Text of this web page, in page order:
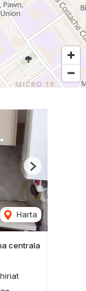
Harta
Next
centrala